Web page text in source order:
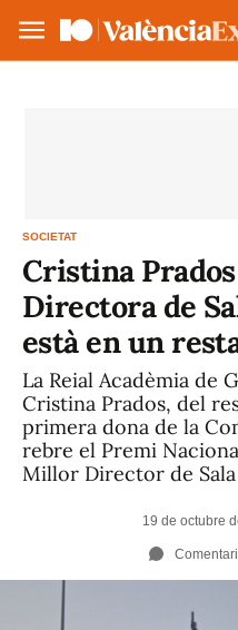
SOCIETAT
Cristina
Directora de
està en un
La Reial Acadèmia de
Cristina Prados, del
primera dona de la
rebre el Premi
Millor Director de Sala
19 de octubre